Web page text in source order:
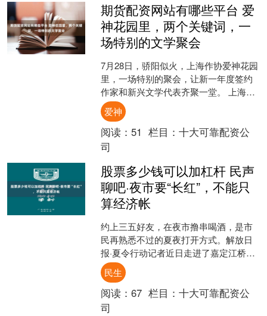
期货配资网站有哪些平台 爱
神花园里，两个关键词，一
场特别的文学聚会
7月28日，骄阳似火，上海作协爱神花园
里，一场特别的聚会，让新一年度签约
作家和新兴文学代表齐聚一堂。 上海作
协签约作家制度自2002年推出以来，已
走过二十多个年....
爱神
阅读： 51 栏目： 十大可靠配资公
司
股票多少钱可以加杠杆 民声
聊吧·夜市要“长红”，不能只
算经济帐
约上三五好友，在夜市撸串喝酒，是市
民再熟悉不过的夏夜打开方式。解放日
报·夏令行动记者近日走进了嘉定江桥嘉
怡路地铁站旁的两处夜市。烟火气升腾
的同时，周边居民却直摇....
民生
阅读： 67 栏目： 十大可靠配资公
司